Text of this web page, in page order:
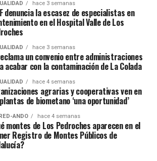
hace 3 semanas
denuncia la escasez de especialistas en
en el Hospital Valle de Los
hace 3 semanas
un convenio entre administraciones
acabar con la contaminación de La Colada
hace 4 semanas
agrarias y cooperativas ven en
de biometano ‘una oportunidad’
ANDO hace 4 semanas
montes de Los Pedroches aparecen en el
Registro de Montes Públicos de